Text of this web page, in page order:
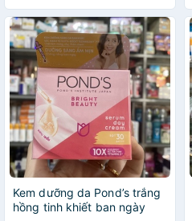
Kem dưỡng da Pond’s trắng
hồng tinh khiết ban ngày